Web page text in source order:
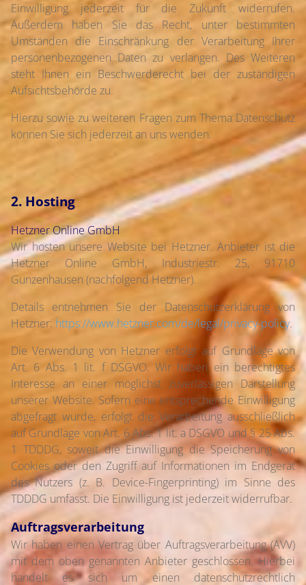
Einwilligung jederzeit für die Zukunft widerrufen.
Außerdem haben Sie das Recht, unter bestimmten
Umständen die Einschränkung der Verarbeitung Ihrer
personenbezogenen Daten zu verlangen. Des Weiteren
steht Ihnen ein Beschwerderecht bei der zuständigen
Aufsichtsbehörde zu.
Hierzu sowie zu weiteren Fragen zum Thema Datenschutz
können Sie sich jederzeit an uns wenden.
2. Hosting
Hetzner Online GmbH
Wir hosten unsere Website bei Hetzner. Anbieter ist die
Hetzner Online GmbH, Industriestr. 25, 91710
Gunzenhausen (nachfolgend Hetzner).
Details entnehmen Sie der Datenschutzerklärung von
Hetzner: https://www.hetzner.com/de/legal/privacy-policy.
Die Verwendung von Hetzner erfolgt auf Grundlage von
Art. 6 Abs. 1 lit. f DSGVO. Wir haben ein berechtigtes
Interesse an einer möglichst zuverlässigen Darstellung
unserer Website. Sofern eine entsprechende Einwilligung
abgefragt wurde, erfolgt die Verarbeitung ausschließlich
auf Grundlage von Art. 6 Abs. 1 lit. a DSGVO und § 25 Abs.
1 TDDDG, soweit die Einwilligung die Speicherung von
Cookies oder den Zugriff auf Informationen im Endgerät
des Nutzers (z. B. Device-Fingerprinting) im Sinne des
TDDDG umfasst. Die Einwilligung ist jederzeit widerrufbar.
Auftragsverarbeitung
Wir haben einen Vertrag über Auftragsverarbeitung (AVV)
mit dem oben genannten Anbieter geschlossen. Hierbei
handelt es sich um einen datenschutzrechtlich